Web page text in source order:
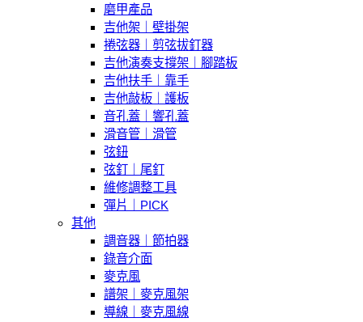
磨甲產品
吉他架｜壁掛架
捲弦器｜剪弦拔釘器
吉他演奏支撐架｜腳踏板
吉他扶手｜靠手
吉他敲板｜護板
音孔蓋｜響孔蓋
滑音管｜滑管
弦鈕
弦釘｜尾釘
維修調整工具
彈片｜PICK
其他
調音器｜節拍器
錄音介面
麥克風
譜架｜麥克風架
導線｜麥克風線